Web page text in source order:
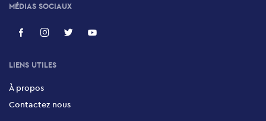
MÉDIAS SOCIAUX
LIENS UTILES
À propos
Contactez nous